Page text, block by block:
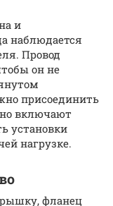
и
наблюдается
Провод
он не
присоединить
включают
установки
нагрузке.
флaнeц